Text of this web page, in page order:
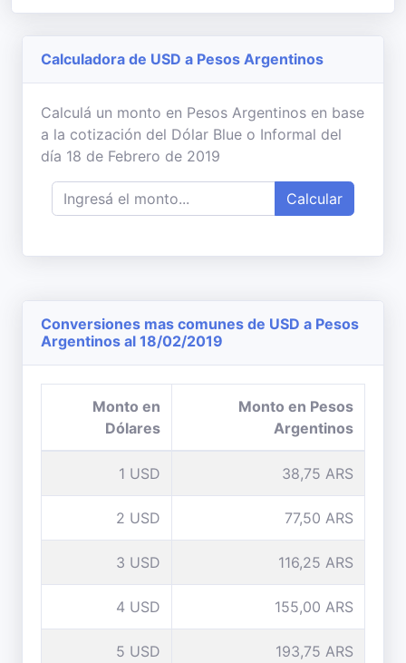
Calculadora de USD a Pesos Argentinos
Calculá un monto en Pesos Argentinos en base
a la cotización del Dólar Blue o Informal del
día 18 de Febrero de 2019
Calcular
Conversiones mas comunes de USD a Pesos
Argentinos al 18/02/2019
Monto en
Dólares
Monto en Pesos
Argentinos
1 USD 38,75 ARS
2 USD 77,50 ARS
3 USD 116,25 ARS
4 USD 155,00 ARS
5 USD 193,75 ARS